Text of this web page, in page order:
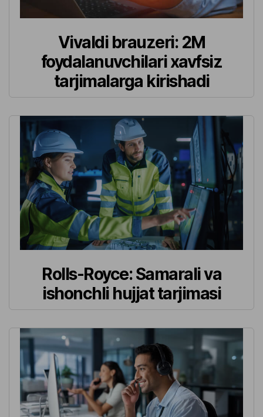
Vivaldi brauzeri: 2M
foydalanuvchilari xavfsiz
tarjimalarga kirishadi
Rolls-Royce: Samarali va
ishonchli hujjat tarjimasi